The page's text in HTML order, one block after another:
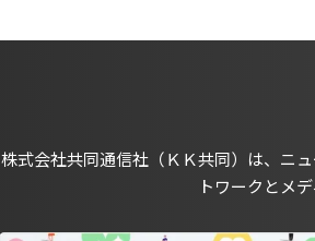
株式会社共同通信社（ＫＫ共同）は、ニ
トワークとメ